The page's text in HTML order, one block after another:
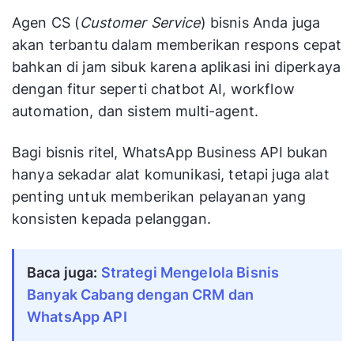
Agen CS (Customer Service) bisnis Anda juga
akan terbantu dalam memberikan respons cepat
bahkan di jam sibuk karena aplikasi ini diperkaya
dengan fitur seperti chatbot AI, workflow
automation, dan sistem multi-agent.
Bagi bisnis ritel, WhatsApp Business API bukan
hanya sekadar alat komunikasi, tetapi juga alat
penting untuk memberikan pelayanan yang
konsisten kepada pelanggan.
Baca juga: Strategi Mengelola Bisnis
Banyak Cabang dengan CRM dan
WhatsApp API